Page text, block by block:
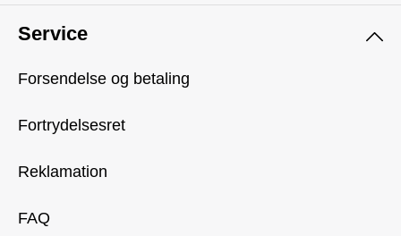
Service
Forsendelse og betaling
Fortrydelsesret
Reklamation
FAQ